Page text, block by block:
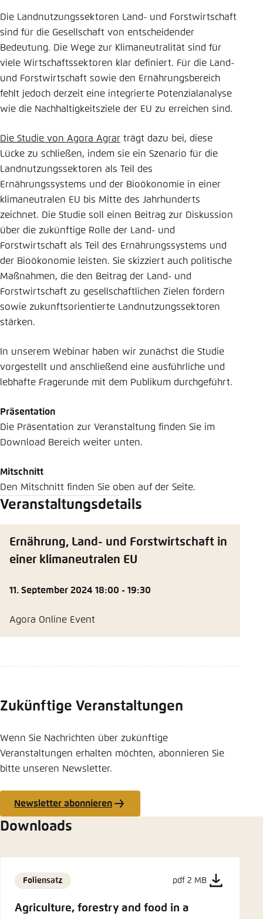
Die Landnutzungssektoren Land- und Forstwirtschaft
sind für die Gesellschaft von entscheidender
Bedeutung. Die Wege zur Klimaneutralität sind für
viele Wirtschaftssektoren klar definiert. Für die Land-
und Forstwirtschaft sowie den Ernährungsbereich
fehlt jedoch derzeit eine integrierte Potenzialanalyse
wie die Nachhaltigkeitsziele der EU zu erreichen sind.
Die Studie von Agora Agrar trägt dazu bei, diese
Lücke zu schließen, indem sie ein Szenario für die
Landnutzungssektoren als Teil des
Ernährungssystems und der Bioökonomie in einer
klimaneutralen EU bis Mitte des Jahrhunderts
zeichnet. Die Studie soll einen Beitrag zur Diskussion
über die zukünftige Rolle der Land- und
Forstwirtschaft als Teil des Ernährungssystems und
der Bioökonomie leisten. Sie skizziert auch politische
Maßnahmen, die den Beitrag der Land- und
Forstwirtschaft zu gesellschaftlichen Zielen fördern
sowie zukunftsorientierte Landnutzungssektoren
stärken.
In unserem Webinar haben wir zunächst die Studie
vorgestellt und anschließend eine ausführliche und
lebhafte Fragerunde mit dem Publikum durchgeführt.
Präsentation
Die Präsentation zur Veranstaltung finden Sie im
Download Bereich weiter unten.
Mitschnitt
Den Mitschnitt finden Sie oben auf der Seite.
Veranstaltungsdetails
Ernährung, Land- und Forstwirtschaft in
einer klimaneutralen EU
11. September 2024 18:00 - 19:30
Agora Online Event
Zukünftige Veranstaltungen
Wenn Sie Nachrichten über zukünftige
Veranstaltungen erhalten möchten, abonnieren Sie
bitte unseren Newsletter.
Newsletter abonnieren
Downloads
Foliensatz pdf 2 MB
Agriculture, forestry and food in a